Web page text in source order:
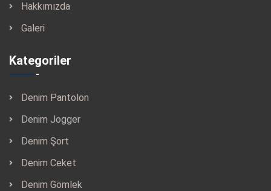
Hakkımızda
Galeri
Kategoriler
Denim Pantolon
Denim Jogger
Denim Şort
Denim Ceket
Denim Gömlek